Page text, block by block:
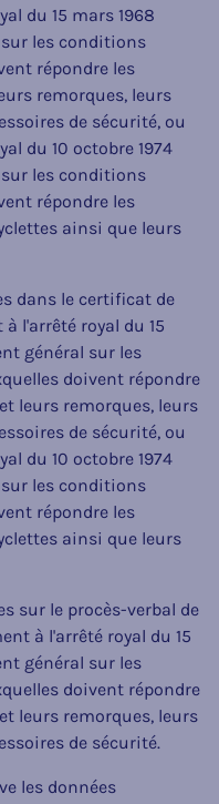
du 15 mars 1968
les conditions
répondre les
remorques, leurs
de sécurité, ou
du 10 octobre 1974
les conditions
répondre les
ainsi que leurs
dans le certificat de
l'arrêté royal du 15
général sur les
doivent répondre
leurs remorques, leurs
de sécurité, ou
du 10 octobre 1974
les conditions
répondre les
ainsi que leurs
sur le procès-verbal de
à l'arrêté royal du 15
général sur les
doivent répondre
leurs remorques, leurs
de sécurité.
les données